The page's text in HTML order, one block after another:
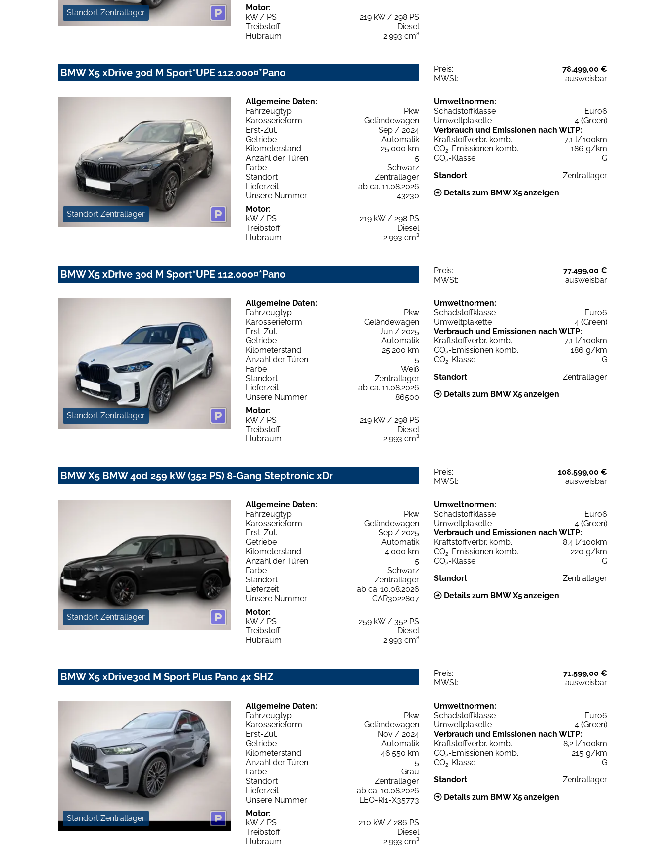
Standort Zentrallager
Motor:
kW / PS
219 kW / 298 PS
Treibstoff
Diesel
Hubraum
2.993 cm³
BMW X5 xDrive 30d M Sport*UPE 112.000¤*Pano Preis:
78.499,00 €
MWSt:
ausweisbar
Standort Zentrallager
Allgemeine Daten:
Fahrzeugtyp
Pkw
Karosserieform
Geländewagen
Erst-Zul.
Sep / 2024
Getriebe
Automatik
Kilometerstand
25.000 km
Anzahl der Türen
5
Farbe
Schwarz
Standort
Zentrallager
Lieferzeit
ab ca. 11.08.2026
Unsere Nummer
43230
Motor:
kW / PS
219 kW / 298 PS
Treibstoff
Diesel
Hubraum
2.993 cm³
Umweltnormen:
Schadstoffklasse
Euro6
Umweltplakette
4 (Green)
Verbrauch und Emissionen nach WLTP:
Kraftstoffverbr. komb.
7,1 l/100km
CO2-Emissionen komb.
186 g/km
CO2-Klasse
G
Standort
Zentrallager
Details zum BMW X5 anzeigen
BMW X5 xDrive 30d M Sport*UPE 112.000¤*Pano Preis:
77.499,00 €
MWSt:
ausweisbar
Standort Zentrallager
Allgemeine Daten:
Fahrzeugtyp
Pkw
Karosserieform
Geländewagen
Erst-Zul.
Jun / 2025
Getriebe
Automatik
Kilometerstand
25.200 km
Anzahl der Türen
5
Farbe
Weiß
Standort
Zentrallager
Lieferzeit
ab ca. 11.08.2026
Unsere Nummer
86500
Motor:
kW / PS
219 kW / 298 PS
Treibstoff
Diesel
Hubraum
2.993 cm³
Umweltnormen:
Schadstoffklasse
Euro6
Umweltplakette
4 (Green)
Verbrauch und Emissionen nach WLTP:
Kraftstoffverbr. komb.
7,1 l/100km
CO2-Emissionen komb.
186 g/km
CO2-Klasse
G
Standort
Zentrallager
Details zum BMW X5 anzeigen
BMW X5 BMW 40d 259 kW (352 PS) 8-Gang Steptronic xDr Preis:
108.599,00 €
MWSt:
ausweisbar
Standort Zentrallager
Allgemeine Daten:
Fahrzeugtyp
Pkw
Karosserieform
Geländewagen
Erst-Zul.
Sep / 2025
Getriebe
Automatik
Kilometerstand
4.000 km
Anzahl der Türen
5
Farbe
Schwarz
Standort
Zentrallager
Lieferzeit
ab ca. 10.08.2026
Unsere Nummer
CAR3022807
Motor:
kW / PS
259 kW / 352 PS
Treibstoff
Diesel
Hubraum
2.993 cm³
Umweltnormen:
Schadstoffklasse
Euro6
Umweltplakette
4 (Green)
Verbrauch und Emissionen nach WLTP:
Kraftstoffverbr. komb.
8,4 l/100km
CO2-Emissionen komb.
220 g/km
CO2-Klasse
G
Standort
Zentrallager
Details zum BMW X5 anzeigen
BMW X5 xDrive30d M Sport Plus Pano 4x SHZ Preis:
71.599,00 €
MWSt:
ausweisbar
Standort Zentrallager
Allgemeine Daten:
Fahrzeugtyp
Pkw
Karosserieform
Geländewagen
Erst-Zul.
Nov / 2024
Getriebe
Automatik
Kilometerstand
46.550 km
Anzahl der Türen
5
Farbe
Grau
Standort
Zentrallager
Lieferzeit
ab ca. 10.08.2026
Unsere Nummer
LEO-RI1-X35773
Motor:
kW / PS
210 kW / 286 PS
Treibstoff
Diesel
Hubraum
2.993 cm³
Umweltnormen:
Schadstoffklasse
Euro6
Umweltplakette
4 (Green)
Verbrauch und Emissionen nach WLTP:
Kraftstoffverbr. komb.
8,2 l/100km
CO2-Emissionen komb.
215 g/km
CO2-Klasse
G
Standort
Zentrallager
Details zum BMW X5 anzeigen